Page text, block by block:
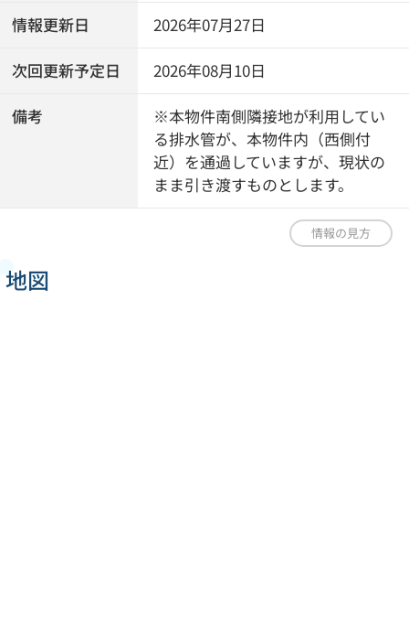
情報更新日 2026年07月27日
次回更新予定日 2026年08月10日
備考
※本物件南側隣接地が利用してい
る排水管が、本物件内（西側付
近）を通過していますが、現状の
まま引き渡すものとします。
情報の見方
地図